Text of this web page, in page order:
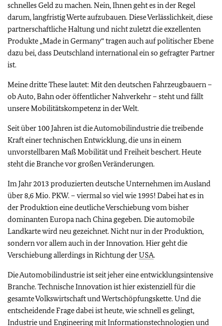
schnelles Geld zu machen. Nein, Ihnen geht es in der Regel
darum, langfristig Werte aufzubauen. Diese Verlässlichkeit, diese
partnerschaftliche Haltung und nicht zuletzt die exzellenten
Produkte „Made in Germany“ tragen auch auf politischer Ebene
dazu bei, dass Deutschland international ein so gefragter Partner
ist.
Meine dritte These lautet: Mit den deutschen Fahrzeugbauern –
ob Auto, Bahn oder öffentlicher Nahverkehr – steht und fällt
unsere Mobilitätskompetenz in der Welt.
Seit über 100 Jahren ist die Automobilindustrie die treibende
Kraft einer technischen Entwicklung, die uns in einem
unvorstellbaren Maß Mobilität und Freiheit beschert. Heute
steht die Branche vor großen Veränderungen.
Im Jahr 2013 produzierten deutsche Unternehmen im Ausland
über 8,6 Mio. PKW. – viermal so viel wie 1995! Dabei hat es in
der Produktion eine deutliche Verschiebung vom bisher
dominanten Europa nach China gegeben. Die automobile
Landkarte wird neu gezeichnet. Nicht nur in der Produktion,
sondern vor allem auch in der Innovation. Hier geht die
Verschiebung allerdings in Richtung derUSA.
Die Automobilindustrie ist seit jeher eine entwicklungsintensive
Branche. Technische Innovation ist hier existenziell für die
gesamte Volkswirtschaft und Wertschöpfungskette. Und die
entscheidende Frage dabei ist heute, wie schnell es gelingt,
Industrie und Engineering mit Informationstechnologien und